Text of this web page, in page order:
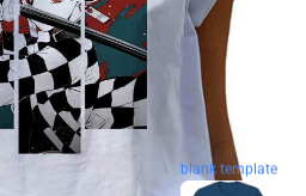
blank template